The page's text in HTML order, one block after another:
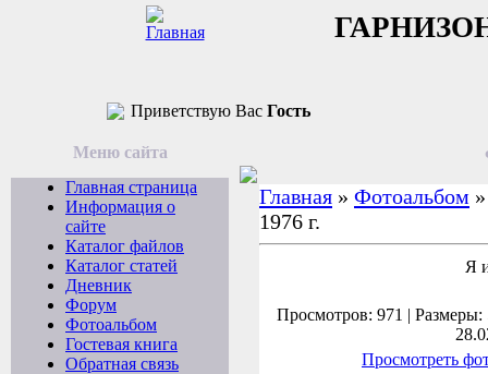
Приветствую Вас Гость
Меню сайта
Главная страница
Информация о
сайте
Каталог файлов
Каталог статей
Дневник
Форум
Фотоальбом
Гостевая книга
Обратная связь
Главная » Фотоальбом
1976 г.
Я
Просмотров: 971 |
Просмотреть